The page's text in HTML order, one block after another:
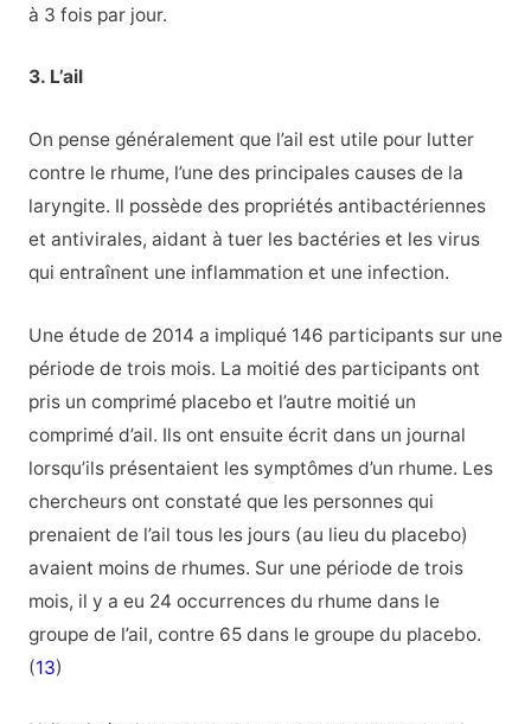
à 3 fois par jour.
3. L’ail
On pense généralement que l’ail est utile pour lutter
contre le rhume, l’une des principales causes de la
laryngite. Il possède des propriétés antibactériennes
et antivirales, aidant à tuer les bactéries et les virus
qui entraînent une inflammation et une infection.
Une étude de 2014 a impliqué 146 participants sur une
période de trois mois. La moitié des participants ont
pris un comprimé placebo et l’autre moitié un
comprimé d’ail. Ils ont ensuite écrit dans un journal
lorsqu’ils présentaient les symptômes d’un rhume. Les
chercheurs ont constaté que les personnes qui
prenaient de l’ail tous les jours (au lieu du placebo)
avaient moins de rhumes. Sur une période de trois
mois, il y a eu 24 occurrences du rhume dans le
groupe de l’ail, contre 65 dans le groupe du placebo.
(13)